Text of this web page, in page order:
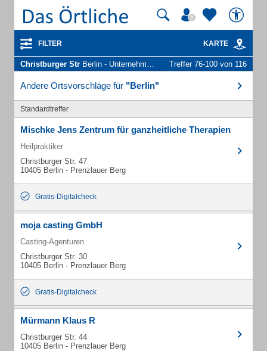
FILTER KARTE
Christburger Str Berlin - Unternehmen und Personen Treffer 76-100 von 116
Andere Ortsvorschläge für "Berlin"
Standardtreffer
Mischke Jens Zentrum für ganzheitliche Therapien
Heilpraktiker
Christburger Str. 47
10405 Berlin - Prenzlauer Berg
Gratis-Digitalcheck
moja casting GmbH
Casting-Agenturen
Christburger Str. 30
10405 Berlin - Prenzlauer Berg
Gratis-Digitalcheck
Mürmann Klaus R
Christburger Str. 44
10405 Berlin - Prenzlauer Berg